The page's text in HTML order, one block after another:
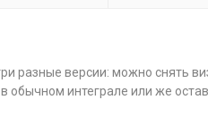
версии: можно снять
интеграле или же